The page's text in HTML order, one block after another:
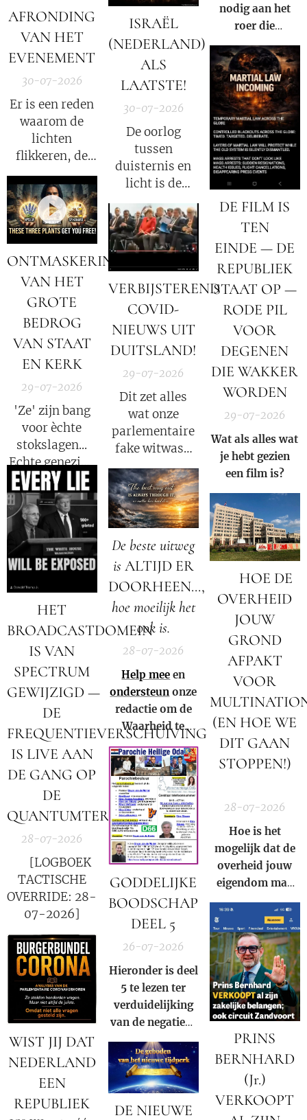
Daily News
nodig aan het
roer die
gezamenlijk
voorkomen dat
iemand ooit nog
een nieuwe Fauci
kan worden.
AFRONDING
VAN HET
EVENEMENT
30-07-2026
Er is een reden
waarom de
lichten
flikkeren, de
satellieten
verschuiven en
de
datastromen
worden
omgeleid.
ISRAËL
(NEDERLAND)
ALS
LAATSTE!
30-07-2026
De oorlog
tussen
duisternis en
licht is de
oorlog tussen
Satan en God.
DE FILM IS
TEN
EINDE — DE
REPUBLIEK
STAAT OP —
RODE PIL
VOOR
DEGENEN
DIE WAKKER
WORDEN
29-07-2026
Wat als alles wat
je hebt gezien
een film is?
ONTMASKERING
VAN HET
GROTE
BEDROG
VAN STAAT
EN KERK
29-07-2026
'Ze' zijn bang
voor èchte
stokslagen...
Echte genezing
laat emoties
stromen. We
mogen niet
langer meer
zwijgen!
VERBIJSTEREND
COVID-
NIEUWS UIT
DUITSLAND!
29-07-2026
Dit zet alles
wat onze
parlementaire
fake witwas-
enquete tot nu
toe heeft
gedaan
opnieuw
kop!
🚨 HOE DE
OVERHEID
JOUW
GROND
AFPAKT
VOOR
(EN HOE WE
DIT GAAN
STOPPEN!)
28-07-2026
Hoe is het
mogelijk dat de
overheid jouw
eigendom mag
afpakken voor
de winst van een
multinational?
HET
BROADCASTDOMEIN
IS VAN
SPECTRUM
GEWIJZIGD —
DE
FREQUENTIEVERSCHUIVING
IS LIVE AAN
DE GANG OP
DE
QUANTUMTERMINALS
28-07-2026
🚨 [LOGBOEK
TACTISCHE
OVERRIDE: 28-
07-2026]
De beste uitweg
is ALTIJD ER
DOORHEEN...,
hoe moeilijk het
ook is.
28-07-2026
Help mee en
ondersteun onze
redactie om de
Waarheid te
kunnen blijven
verspreiden in
Nederland,
België en in de
rest van de
wereld.
PRINS
BERNHARD
(Jr.)
VERKOOPT
WIST JIJ DAT
NEDERLAND
EEN
REPUBLIEK
GODDELIJKE
BOODSCHAP
DEEL 5
26-07-2026
Hieronder is deel
5 te lezen ter
verduidelijking
van de negatieve
rol en
samenzwering in
woord en beeld
van de Rooms-
Katholieke kerk
DE NIEUWE